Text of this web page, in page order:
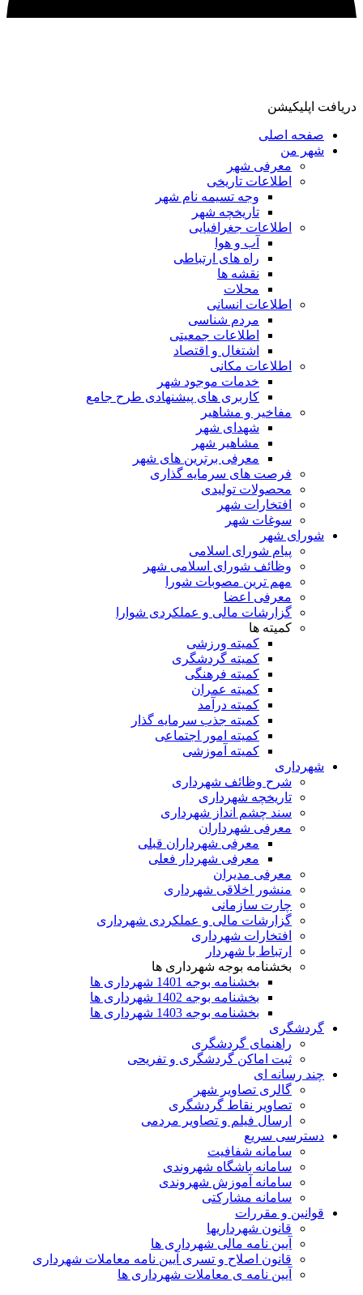
دریافت اپلیکیشن
صفحه اصلی
شهر من
معرفی شهر
اطلاعات تاریخی
وجه تسیمه نام شهر
تاریخچه شهر
اطلاعات جغرافیایی
آب و هوا
راه های ارتباطی
نقشه ها
محلات
اطلاعات انسانی
مردم شناسی
اطلاعات جمعیتی
اشتغال و اقتصاد
اطلاعات مکانی
خدمات موجود شهر
کاربری های پیشنهادی طرح جامع
مفاخیر و مشاهیر
شهدای شهر
مشاهیر شهر
معرفی برترین های شهر
فرصت های سرمایه گذاری
محصولات تولیدی
افتخارات شهر
سوغات شهر
شورای شهر
پیام شورای اسلامی
وظائف شورای اسلامی شهر
مهم ترین مصوبات شورا
معرفی اعضا
گزارشات مالی و عملکردی شوارا
کمیته ها
کمیته ورزشی
کمیته گردشگری
کمیته فرهنگی
کمیته عمران
کمیته درآمد
کمیته جذب سرمایه گذار
کمیته امور اجتماعی
کمیته آموزشی
شهرداری
شرح وظائف شهرداری
تاریخچه شهرداری
سند چشم انداز شهرداری
معرفی شهرداران
معرفی شهرداران قبلی
معرفی شهردار فعلی
معرفی مدیران
منشور اخلاقی شهرداری
چارت سازمانی
گزارشات مالی و عملکردی شهرداری
افتخارات شهرداری
ارتباط با شهردار
بخشنامه بوجه شهرداری ها
بخشنامه بوجه 1401 شهرداری ها
بخشنامه بوجه 1402 شهرداری ها
بخشنامه بوجه 1403 شهرداری ها
گردشگری
راهنمای گردشگری
ثبت اماکن گردشگری و تفریحی
چند رسانه ای
گالری تصاویر شهر
تصاویر نقاط گردشگری
ارسال فیلم و تصاویر مردمی
دسترسی سریع
سامانه شفافیت
سامانه باشگاه شهروندی
سامانه آموزش شهروندی
سامانه مشارکتی
قوانین و مقررات
قانون شهرداریها
آیین نامه مالی شهرداری ها
قانون اصلاح و تسری آیین نامه معاملات شهرداری
آیین نامه ی معاملات شهرداری ها